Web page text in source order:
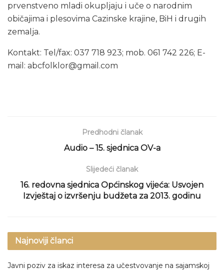
prvenstveno mladi okupljaju i uče o narodnim
običajima i plesovima Cazinske krajine, BiH i drugih
zemalja.
Kontakt: Tel/fax: 037 718 923; mob. 061 742 226; E-
mail: abcfolklor@gmail.com
Predhodni članak
Audio – 15. sjednica OV-a
Slijedeći članak
16. redovna sjednica Općinskog vijeća: Usvojen
Izvještaj o izvršenju budžeta za 2013. godinu
Najnoviji članci
Javni poziv za iskaz interesa za učestvovanje na sajamskoj